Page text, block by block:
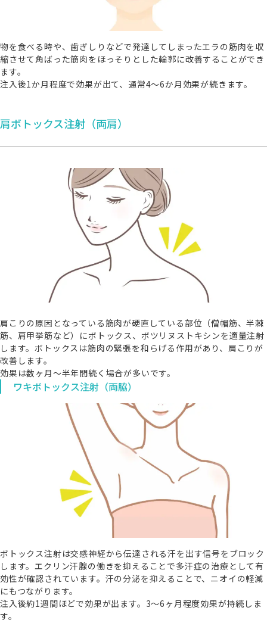
物を食べる時や、歯ぎしりなどで発達してしまったエラの筋肉を収
縮させて角ばった筋肉をほっそりとした輪郭に改善することができ
ます。
注入後1か月程度で効果が出て、通常4～6か月効果が続きます。
肩ボトックス注射（両肩）
肩こりの原因となっている筋肉が硬直している部位（僧帽筋、半棘
筋、肩甲挙筋など）にボトックス、ボツリヌストキシンを適量注射
します。ボトックスは筋肉の緊張を和らげる作用があり、肩こりが
改善します。
効果は数ヶ月〜半年間続く場合が多いです。
ワキボトックス注射（両脇）
ボトックス注射は交感神経から伝達される汗を出す信号をブロック
します。エクリン汗腺の働きを抑えることで多汗症の治療として有
効性が確認されています。汗の分泌を抑えることで、ニオイの軽減
にもつながります。
注入後約1週間ほどで効果が出ます。3〜6ヶ月程度効果が持続しま
す。